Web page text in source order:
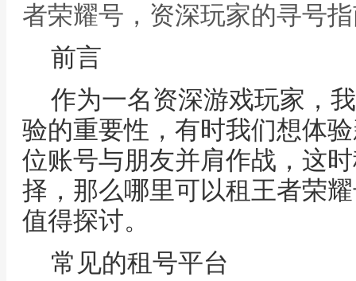
者荣耀号，资深玩家的寻号
前言
作为一名资深游戏玩家，
验的重要性，有时我们想体
位账号与朋友并肩作战，这
择，那么哪里可以租王者荣
值得探讨。
常见的租号平台